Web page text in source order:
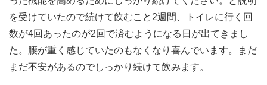
を受けていたので続けて飲むこと2週間、トイレに行く回
数が4回あったのが2回で済むようになる日が出てきまし
た。腰が重く感じていたのもなくなり喜んでいます。まだ
まだ不安があるのでしっかり続けて飲みます。